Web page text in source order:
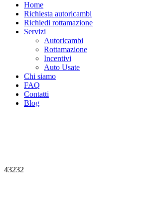
Home
Richiesta autoricambi
Richiedi rottamazione
Servizi
Autoricambi
Rottamazione
Incentivi
Auto Usate
Chi siamo
FAQ
Contatti
Blog
43232